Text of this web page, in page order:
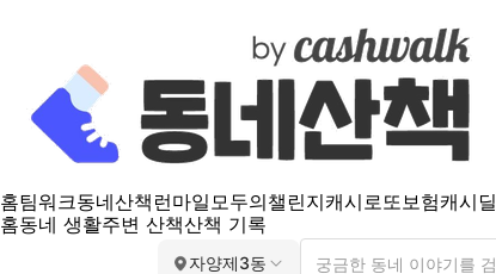
홈팀워크동네산책 런마일모두의챌린지캐시로또보험캐시딜
홈동네 생활주변 산책산책 기록
자양제3동